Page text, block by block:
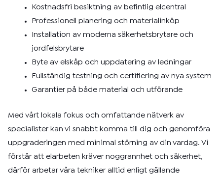
Kostnadsfri besiktning av befintlig elcentral
Professionell planering och materialinköp
Installation av moderna säkerhetsbrytare och
jordfelsbrytare
Byte av elskåp och uppdatering av ledningar
Fullständig testning och certifiering av nya system
Garantier på både material och utförande
Med vårt lokala fokus och omfattande nätverk av
specialister kan vi snabbt komma till dig och genomföra
uppgraderingen med minimal störning av din vardag. Vi
förstår att elarbeten kräver noggrannhet och säkerhet,
därför arbetar våra tekniker alltid enligt gällande